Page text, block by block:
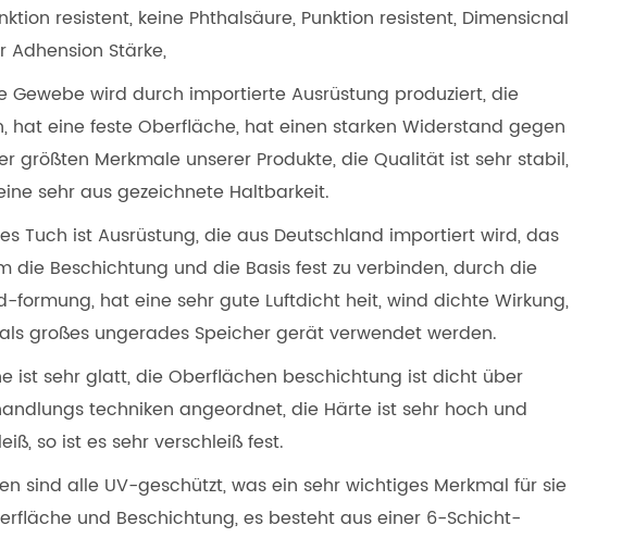
resistent, keine Phthalsäure, Punktion resistent, Dimensicnal
Stärke,
Gewebe wird durch importierte Ausrüstung produziert, die
hat eine feste Oberfläche, hat einen starken Widerstand gegen
größten Merkmale unserer Produkte, die Qualität ist sehr stabil,
sehr aus gezeichnete Haltbarkeit.
Tuch ist Ausrüstung, die aus Deutschland importiert wird, das
die Beschichtung und die Basis fest zu verbinden, durch die
formung, hat eine sehr gute Luftdicht heit, wind dichte Wirkung,
großes ungerades Speicher gerät verwendet werden.
ist sehr glatt, die Oberflächen beschichtung ist dicht über
techniken angeordnet, die Härte ist sehr hoch und
so ist es sehr verschleiß fest.
sind alle UV-geschützt, was ein sehr wichtiges Merkmal für sie
und Beschichtung, es besteht aus einer 6-Schicht-